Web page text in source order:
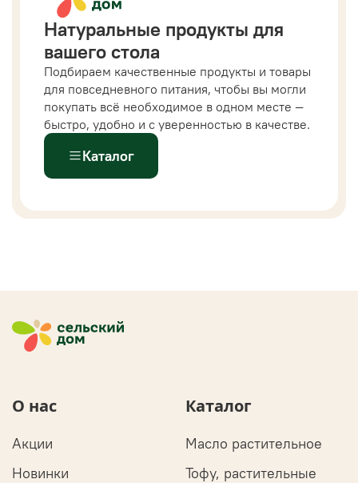
Натуральные продукты для
вашего стола
Подбираем качественные продукты и товары
для повседневного питания, чтобы вы могли
покупать всё необходимое в одном месте —
быстро, удобно и с уверенностью в качестве.
Каталог
О нас
Акции
Новинки
Каталог
Масло растительное
Тофу, растительные